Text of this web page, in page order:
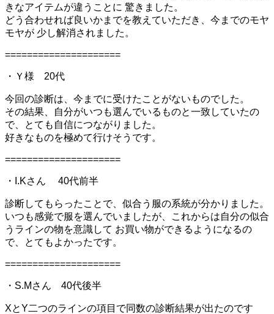
きなアイテムが違うことに 驚きました。
どう合わせれば良いかまでを教えていただき、今までのモヤ
モヤが 少し解消されました。
=====================
・Ｙ様 20代
今回の診断は、今までに受けたことがないものでした。
その結果、自分がいつも選んでいるものと一致していたの
で、とても自信につながりました。
好きなものを極めて行けそうです。
=====================
・I.Kさん 40代前半
診断してもらったことで、似合う服の系統が分かりました。
いつも感覚で服を選んでいましたが、これからは自分の似合
うラインの物を意識して お買い物ができるようになるの
で、とてもよかったです。
=====================
・S.Mさん 40代後半
XとY二つのラインの項目で同数の診断結果が出たのです